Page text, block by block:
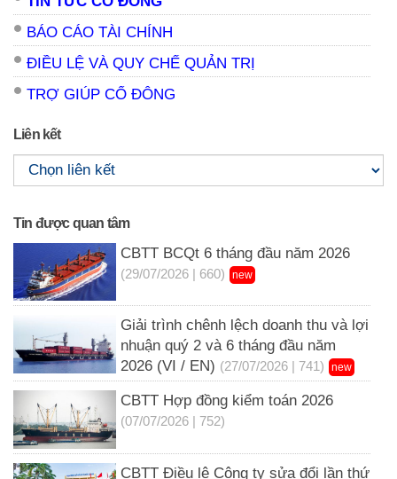
BÁO CÁO TÀI CHÍNH
ĐIỀU LỆ VÀ QUY CHẾ QUẢN TRỊ
TRỢ GIÚP CỔ ĐÔNG
Liên kết
Tin được quan tâm
CBTT BCQt 6 tháng đầu năm 2026
(29/07/2026 | 660) new
Giải trình chênh lệch doanh thu và lợi
nhuận quý 2 và 6 tháng đầu năm
2026 (VI / EN) (27/07/2026 | 741) new
CBTT Hợp đồng kiểm toán 2026
(07/07/2026 | 752)
CBTT Điều lệ Công ty sửa đổi lần thứ